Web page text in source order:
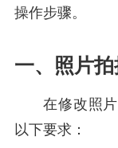
操作步骤。
一、照片
在修改照
以下要求：